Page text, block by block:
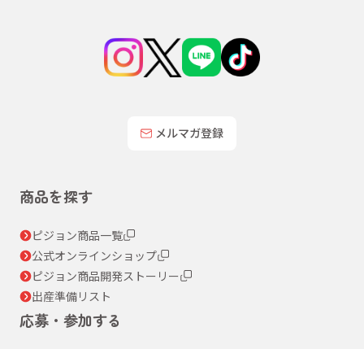
メルマガ登録
商品を探す
ピジョン商品一覧
公式オンラインショップ
ピジョン商品開発ストーリー
出産準備リスト
応募・参加する